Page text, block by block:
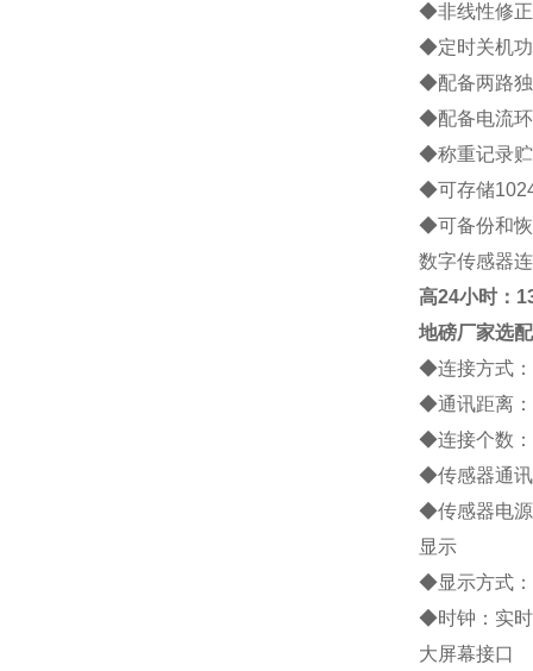
◆非线性修正
◆定时关机
◆配备两路独
◆配备电流环
◆称重记录贮
◆可存储
◆可备份和恢
数字传感器
高24小时：
地磅厂家选
◆连接方式
◆通讯距离
◆连接个数
◆传感器通
◆传感器电
显示
◆显示方式：
◆时钟：实时
大屏幕接口